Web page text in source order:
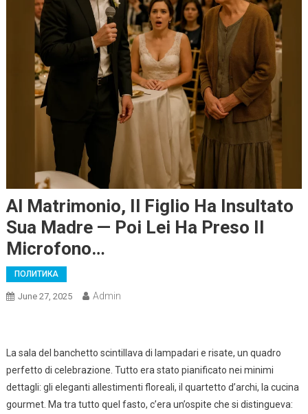
Al Matrimonio, Il Figlio Ha Insultato
Sua Madre — Poi Lei Ha Preso Il
Microfono…
ПОЛИТИКА
June 27, 2025 Admin
La sala del banchetto scintillava di lampadari e risate, un quadro
perfetto di celebrazione. Tutto era stato pianificato nei minimi
dettagli: gli eleganti allestimenti floreali, il quartetto d’archi, la cucina
gourmet. Ma tra tutto quel fasto, c’era un’ospite che si distingueva: